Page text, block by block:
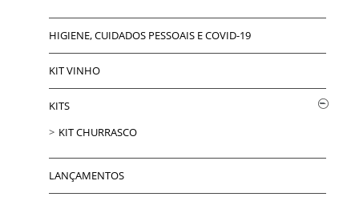
HIGIENE, CUIDADOS PESSOAIS E COVID-19
KIT VINHO
KITS
KIT CHURRASCO
LANÇAMENTOS